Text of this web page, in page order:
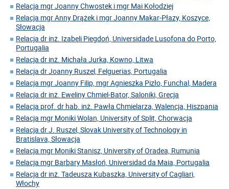
Relacja mgr Joanny Chwostek i mgr Mai Kołodziej
Relacja mgr Anny Drążek i mgr Joanny Makar-Płazy, Koszyce,
Słowacja
Relacja dr inż. Izabeli Piegdoń, Universidade Lusofona do Porto,
Portugalia
Relacja dr inż. Michała Jurka, Kowno, Litwa
Relacja dr Joanny Ruszel, Felguerias, Portugalia
Relacja mgr Joanny Filip, mgr Agnieszka Pizło, Funchal, Madera
Relacja dr inż. Eweliny Chmiel-Bator, Saloniki, Grecja
Relacja prof. dr hab. inż. Pawła Chmielarza, Walencja, Hiszpania
Relacja mgr Moniki Wolan, University of Split, Chorwacja
Relacja dr J. Ruszel, Slovak University of Technology in
Bratislava, Słowacja
Relacja mgr Moniki Stanisz, University of Oradea, Rumunia
Relacja mgr Barbary Masłoń, Universidad da Maia, Portugalia
Relacja dr inż. Tadeusza Kubaszka, University of Cagliari,
Włochy